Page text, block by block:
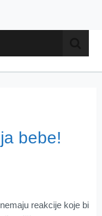
bebe!
reakcije koje bi